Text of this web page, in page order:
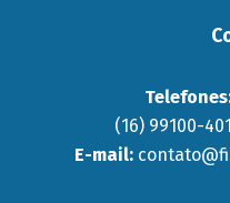
(16) 99100-
E-mail: